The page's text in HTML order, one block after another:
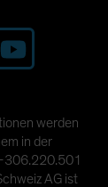
werden
in der
306.220.501
AG ist